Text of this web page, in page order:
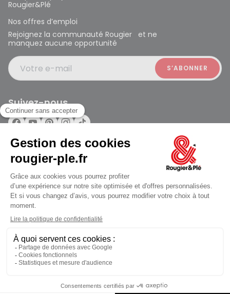
Ferme à 19:00
Rougier&Plé
Nos offres d’emploi
Rejoignez la communauté Rougier et ne
manquez aucune opportunité
Votre e-mail
Suivez-nous
Rougier et Plé 2024 Copyright
Mentions légales
Conditions générales des ventes
Données personnelles
Paiement sécurisé
Plan du site